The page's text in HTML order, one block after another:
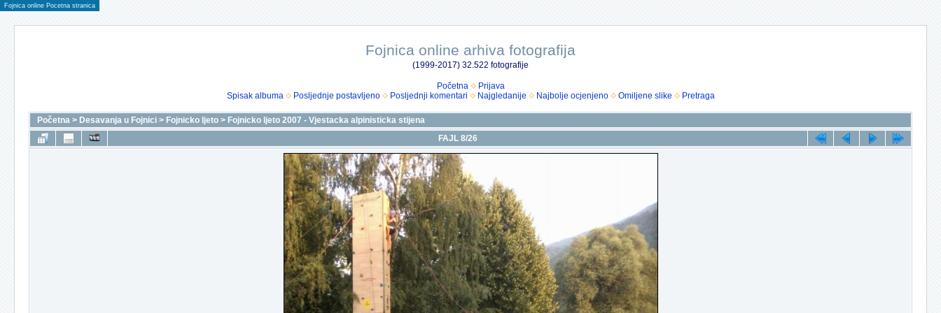
Fojnica online Pocetna stranica
Fojnica online arhiva fotografija
(1999-2017) 32.522 fotografije
Početna
Prijava
Spisak albuma
Posljednje postavljeno Posljednji komentari Najgledanije Najbolje ocjenjeno Omiljene slike Pretraga
Početna > Desavanja u Fojnici > Fojnicko ljeto > Fojnicko ljeto 2007 - Vjestacka alpinisticka stijena
FAJL 8/26